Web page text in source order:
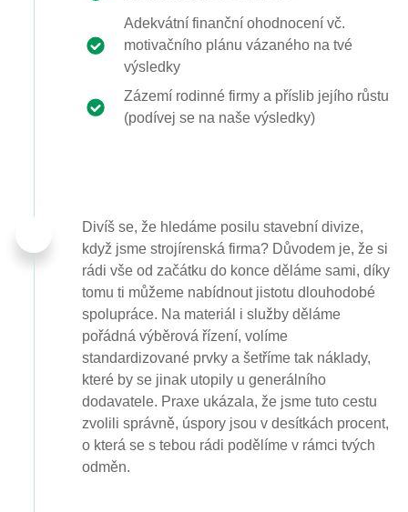
Adekvátní finanční ohodnocení vč.
motivačního plánu vázaného na tvé
výsledky
Zázemí rodinné firmy a příslib jejího růstu
(podívej se na naše výsledky)
Divíš se, že hledáme posilu stavební divize,
když jsme strojírenská firma? Důvodem je, že si
rádi vše od začátku do konce děláme sami, díky
tomu ti můžeme nabídnout jistotu dlouhodobé
spolupráce. Na materiál i služby děláme
pořádná výběrová řízení, volíme
standardizované prvky a šetříme tak náklady,
které by se jinak utopily u generálního
dodavatele. Praxe ukázala, že jsme tuto cestu
zvolili správně, úspory jsou v desítkách procent,
o která se s tebou rádi podělíme v rámci tvých
odměn.